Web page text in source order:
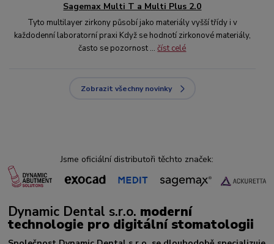
Sagemax Multi T a Multi Plus 2.0
Tyto multilayer zirkony působí jako materiály vyšší třídy i v
každodenní laboratorní praxi Když se hodnotí zirkonové materiály,
často se pozornost ...číst celé
Zobrazit všechny novinky
Jsme oficiální distributoři těchto značek:
Dynamic Dental s.r.o. moderní
technologie pro digitální stomatologii